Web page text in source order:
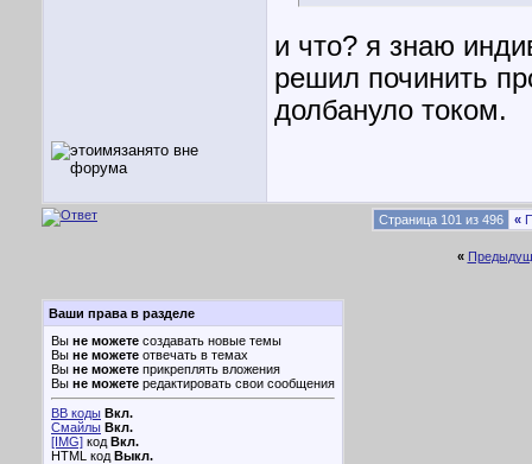
и что? я знаю
решил починить
долбануло током.
Страница 101 из 496 «
«
Ваши права в разделе
Вы не можете создавать новые темы
Вы не можете отвечать в темах
Вы не можете прикреплять вложения
Вы не можете редактировать свои сообщения
BB коды Вкл.
Смайлы Вкл.
[IMG] код Вкл.
HTML код Выкл.